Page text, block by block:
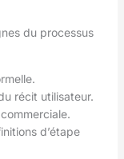
du processus
récit utilisateur.
d’étape